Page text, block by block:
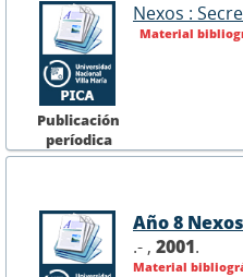
Publicación
períodica
Nexos :
Material
Año 8
.- , 2001.
Material